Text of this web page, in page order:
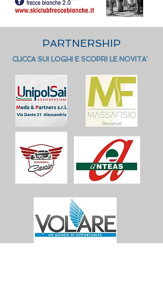
PARTNERSHIP
CLICCA SUI LOGHI E SCOPRI LE NOVITA'